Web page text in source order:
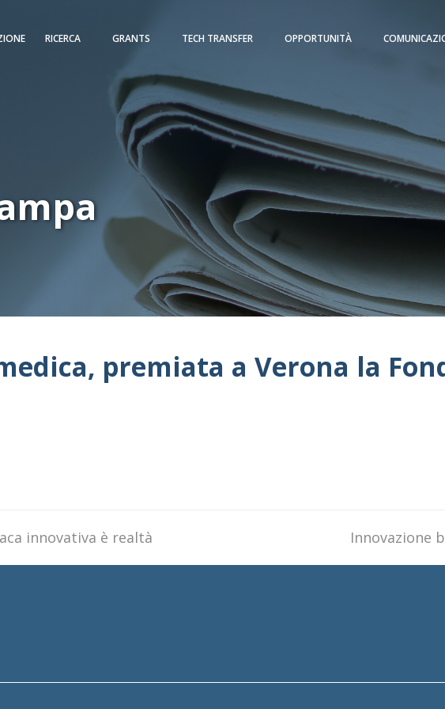
RICERCA GRANTS TECH TRANSFER OPPORTUNITÀ
premiata a Verona la
innovativa è realtà
next
post:
Innovazione